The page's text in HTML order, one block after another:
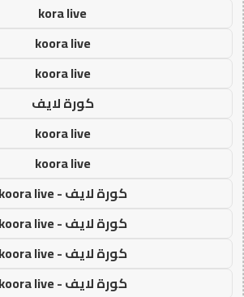
kora live
koora live
koora live
كورة لايف
koora live
koora live
كورة لايف - koora live
كورة لايف - koora live
كورة لايف - koora live
كورة لايف - koora live